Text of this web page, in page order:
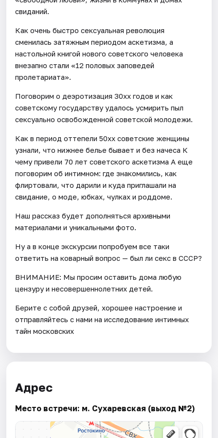
свиданий.
Как очень быстро сексуальная революция
сменилась затяжным периодом аскетизма, а
настольной книгой нового советского человека
внезапно стали «12 половых заповедей
пролетариата».
Поговорим о деэротизация 30хх годов и как
советскому государству удалось усмирить пыл
сексуально освобожденной советской молодежи.
Как в период оттепели 50хх советские женщины
узнали, что нижнее белье бывает и без начеса К
чему привели 70 лет советского аскетизма А еще
поговорим об интимном: где знакомились, как
флиртовали, что дарили и куда приглашали на
свидание, о моде, юбках, чулках и роддоме.
Наш рассказ будет дополняться архивными
материалами и уникальными фото.
Ну а в конце экскурсии попробуем все таки
ответить на коварный вопрос — был ли секс в СССР?
ВНИМАНИЕ: Мы просим оставить дома любую
цензуру и несовершеннолетних детей.
Берите с собой друзей, хорошее настроение и
отправляйтесь с нами на исследование интимных
тайн московских
Адрес
Место встречи: м. Сухаревская (выход №2)